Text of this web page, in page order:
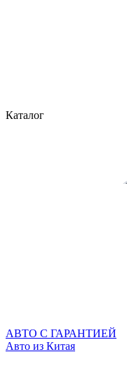
Каталог
АВТО С ГАРАНТИЕЙ
Авто из Китая